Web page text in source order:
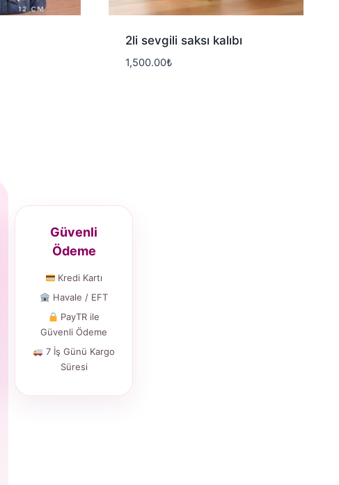
2li sevgili saksı kalıbı
1,500.00₺
Güvenli
Ödeme
Kredi Kartı
Havale / EFT
PayTR ile
Güvenli Ödeme
7 İş Günü Kargo
Süresi